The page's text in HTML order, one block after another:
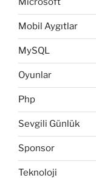
Mobil Aygıtlar
MySQL
Oyunlar
Php
Sevgili Günlük
Sponsor
Teknoloji